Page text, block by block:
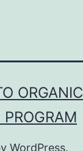
ORGANIC
PROGRAM
WordPress.